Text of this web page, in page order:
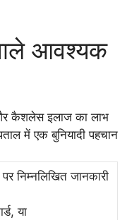
आवश्यक
कैशलेस इलाज का लाभ
में एक बुनियादी पहचान
निम्नलिखित जानकारी
या